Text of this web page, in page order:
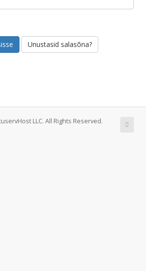
Unustasid salasõna?
LLC. All Rights Reserved.